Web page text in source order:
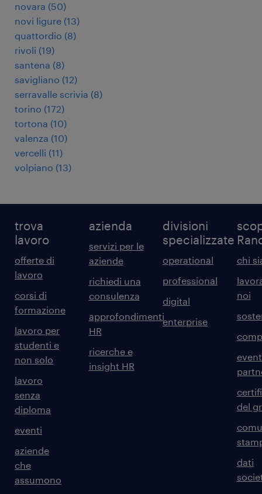
novara (50)
novi ligure (13)
quattordio (8)
rivoli (19)
santena (8)
savigliano (12)
serravalle scrivia (8)
torino (172)
tortona (10)
valenza (10)
vercelli (11)
volpiano (13)
trova
lavoro
offerte di
lavoro
corsi di
formazione
lavoro per
studenti e
non solo
lavoro
senza
diploma
eventi
aziende
che
assumono
azienda
servizi per le
aziende
richiedi una
consulenza
approfondimenti
HR
ricerche e
insight HR
divisioni
specializzate
operational
professional
digital
enterprise
chi
noi
del
dati